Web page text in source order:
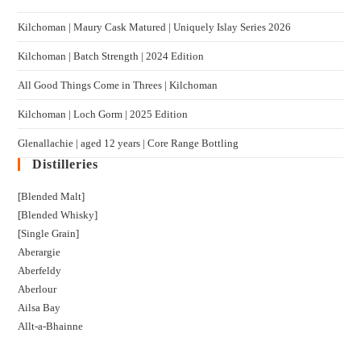
Kilchoman | Maury Cask Matured | Uniquely Islay Series 2026
Kilchoman | Batch Strength | 2024 Edition
All Good Things Come in Threes | Kilchoman
Kilchoman | Loch Gorm​ | 2025 Edition
Glenallachie | aged 12 years | Core Range Bottling
Distilleries
[Blended Malt]
[Blended Whisky]
[Single Grain]
Aberargie
Aberfeldy
Aberlour
Ailsa Bay
Allt-a-Bhainne